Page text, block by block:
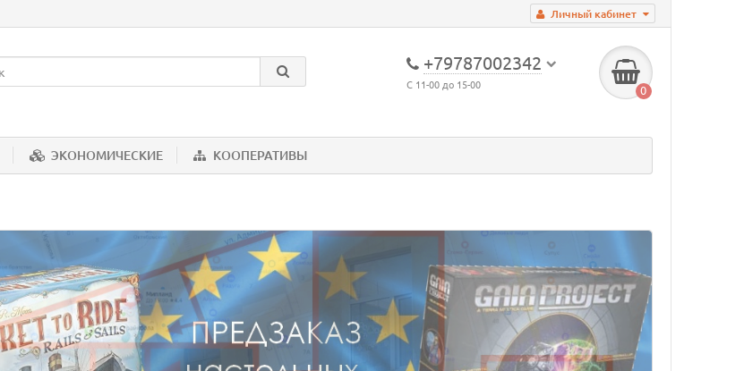
Личный кабинет
+79787002342
С 11-00 до 15-00 0
ЭКОНОМИЧЕСКИЕ КООПЕРАТИВЫ